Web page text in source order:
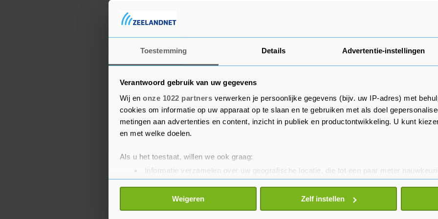
Toestemming Details Advertentie-instellingen
Verantwoord gebruik van uw gegevens
Wij en onze 1022 partners verwerken je persoonlijke gegevens (bijv. uw IP-adres) met
cookies om informatie op uw apparaat op te slaan en te gebruiken met als doel
metingen aan advertenties en content, inzicht in publiek en productontwikkeling. U kunt
en met welke doelen.
Als u het toestaat, willen we ook graag:
Informatie verzamelen over uw geografische locatie, die tot een paar meter
Uw apparaat identificeren door het actief te scannen op specifieke eigenschappen
Lees meer over hoe uw persoonlijke gegevens worden verwerkt en stel uw voorkeuren in het
toestemming op elk moment wijzigen of intrekken in de Cookieverklaring.
Weigeren Zelf instellen